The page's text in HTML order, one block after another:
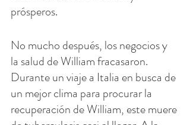
prósperos.
No mucho después, los negocios y
la salud de William fracasaron.
Durante un viaje a Italia en busca de
un mejor clima para procurar la
recuperación de William, este muere